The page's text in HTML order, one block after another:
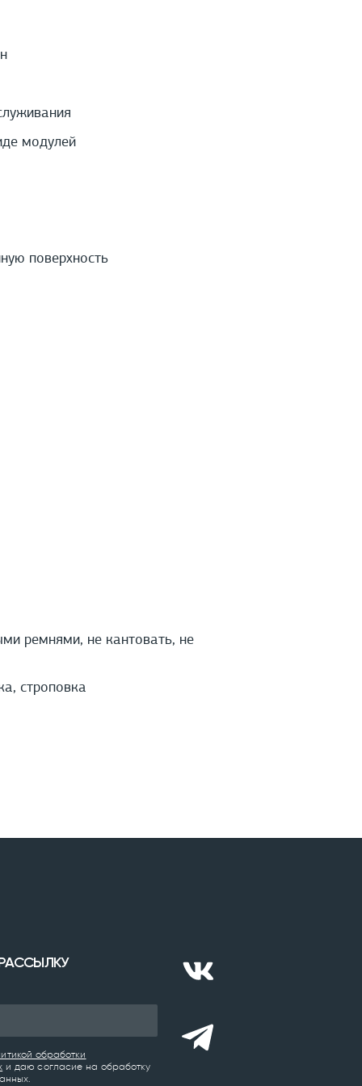
модулей
поверхность
ремнями, не кантовать, не
строповка
обработки
и даю согласие на обработку